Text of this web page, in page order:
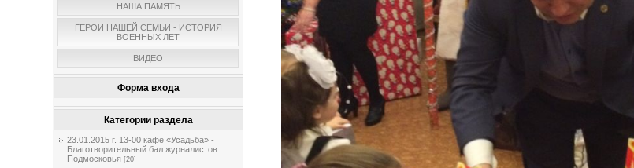
НАША ПАМЯТЬ
ГЕРОИ НАШЕЙ СЕМЬИ - ИСТОРИЯ
ВОЕННЫХ ЛЕТ
ВИДЕО
Форма входа
Категории раздела
23.01.2015 г. 13-00 кафе «Усадьба» -
Благотворительный бал журналистов
Подмосковья [20]